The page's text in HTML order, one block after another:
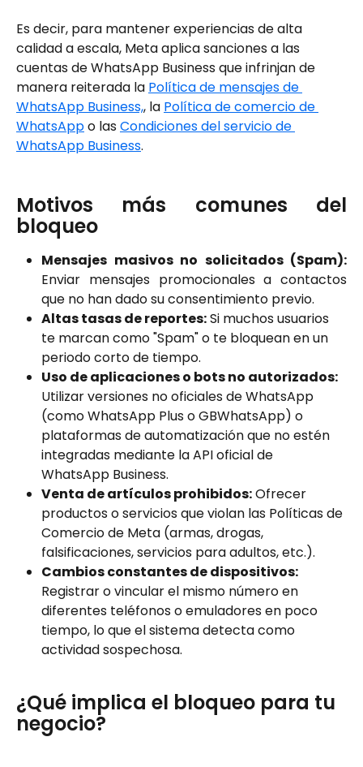
Es decir, para mantener experiencias de alta
calidad a escala, Meta aplica sanciones a las
cuentas de WhatsApp Business que infrinjan de
manera reiterada la Política de mensajes de
WhatsApp Business,⁠, la Política de comercio de
WhatsApp⁠ o las Condiciones del servicio de
WhatsApp Business⁠.
Motivos más comunes del
bloqueo
Mensajes masivos no solicitados (Spam):
Enviar mensajes promocionales a contactos
que no han dado su consentimiento previo.
Altas tasas de reportes: Si muchos usuarios
te marcan como "Spam" o te bloquean en un
periodo corto de tiempo.
Uso de aplicaciones o bots no autorizados:
Utilizar versiones no oficiales de WhatsApp
(como WhatsApp Plus o GBWhatsApp) o
plataformas de automatización que no estén
integradas mediante la API oficial de
WhatsApp Business.
Venta de artículos prohibidos: Ofrecer
productos o servicios que violan las Políticas de
Comercio de Meta (armas, drogas,
falsificaciones, servicios para adultos, etc.).
Cambios constantes de dispositivos:
Registrar o vincular el mismo número en
diferentes teléfonos o emuladores en poco
tiempo, lo que el sistema detecta como
actividad sospechosa.
¿Qué implica el bloqueo para tu
negocio?